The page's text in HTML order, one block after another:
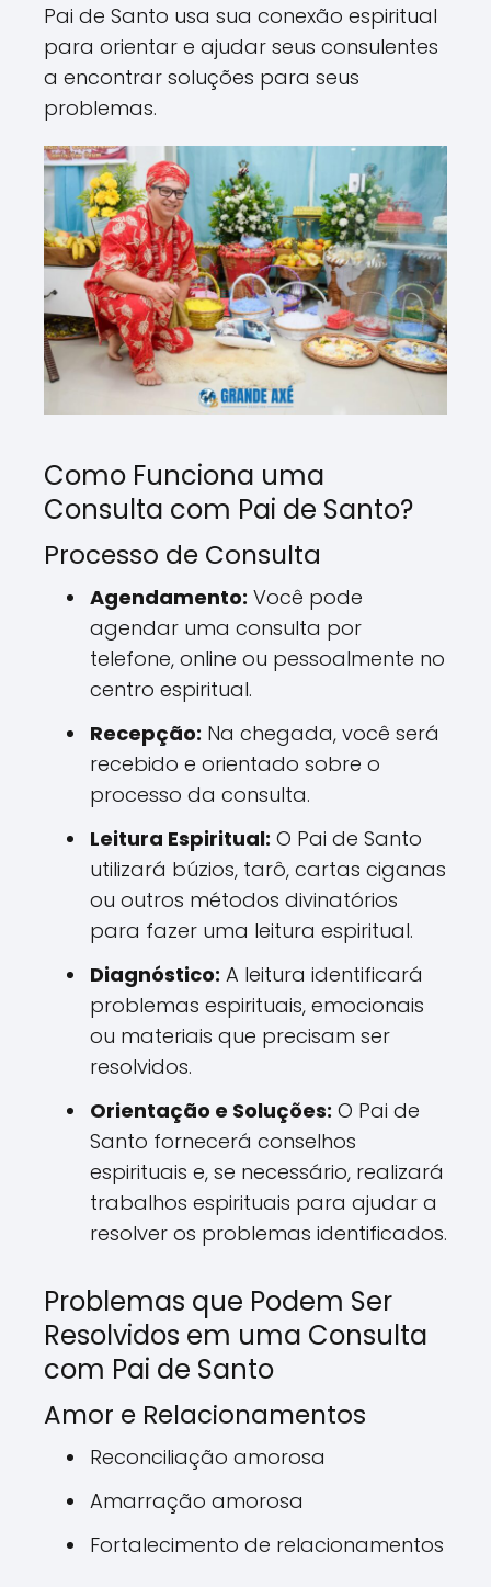
Pai de Santo usa sua conexão espiritual
para orientar e ajudar seus consulentes
a encontrar soluções para seus
problemas.
Como Funciona uma
Consulta com Pai de Santo?
Processo de Consulta
Agendamento: Você pode
agendar uma consulta por
telefone, online ou pessoalmente no
centro espiritual.
Recepção: Na chegada, você será
recebido e orientado sobre o
processo da consulta.
Leitura Espiritual: O Pai de Santo
utilizará búzios, tarô, cartas ciganas
ou outros métodos divinatórios
para fazer uma leitura espiritual.
Diagnóstico: A leitura identificará
problemas espirituais, emocionais
ou materiais que precisam ser
resolvidos.
Orientação e Soluções: O Pai de
Santo fornecerá conselhos
espirituais e, se necessário, realizará
trabalhos espirituais para ajudar a
resolver os problemas identificados.
Problemas que Podem Ser
Resolvidos em uma Consulta
com Pai de Santo
Amor e Relacionamentos
Reconciliação amorosa
Amarração amorosa
Fortalecimento de relacionamentos